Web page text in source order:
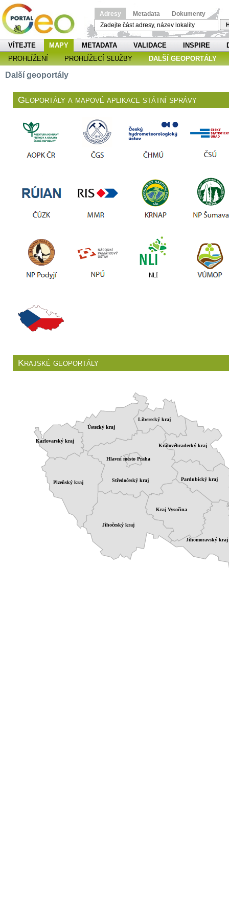
Adresy Metadata Dokumenty
VÍTEJTE MAPY METADATA VALIDACE INSPIRE
PROHLÍŽENÍ
PROHLÍŽECÍ SLUŽBY DALŠÍ GEOPORTÁLY
Další geoportály
Geoportály a mapové aplikace státní správy
Krajské geoportály
Jihočeský kraj
Středočeský kraj
Plzeňský kraj
Kraj Vysočina
Ústecký kraj
Jihomoravský kraj
Pardubický kraj
Liberecký kraj
Karlovarský kraj
Královéhradecký kraj
Hlavní město Praha